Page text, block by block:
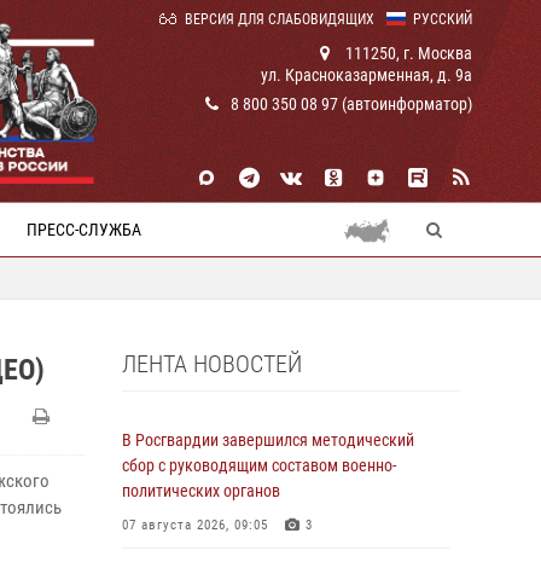
РУССКИЙ
ВЕРСИЯ ДЛЯ СЛАБОВИДЯЩИХ
111250, г. Москва
ул. Красноказарменная, д. 9а
8 800 350 08 97 (автоинформатор)
ПРЕСС-СЛУЖБА
ЛЕНТА НОВОСТЕЙ
В Росгвардии завершился методический
сбор с руководящим составом военно-
политических органов
07 августа 2026, 09:05 3